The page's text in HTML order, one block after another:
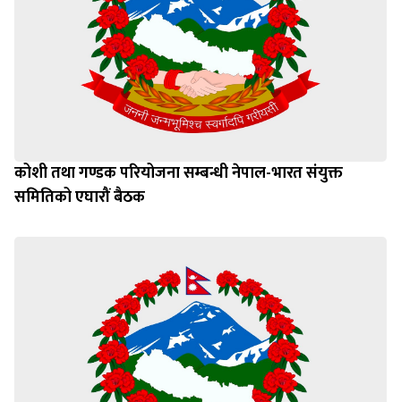
कोशी तथा गण्डक परियोजना सम्बन्धी नेपाल-भारत संयुक्त
समितिको एघारौं बैठक